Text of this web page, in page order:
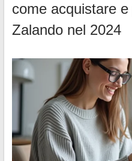
come acquistare
Zalando nel 2024